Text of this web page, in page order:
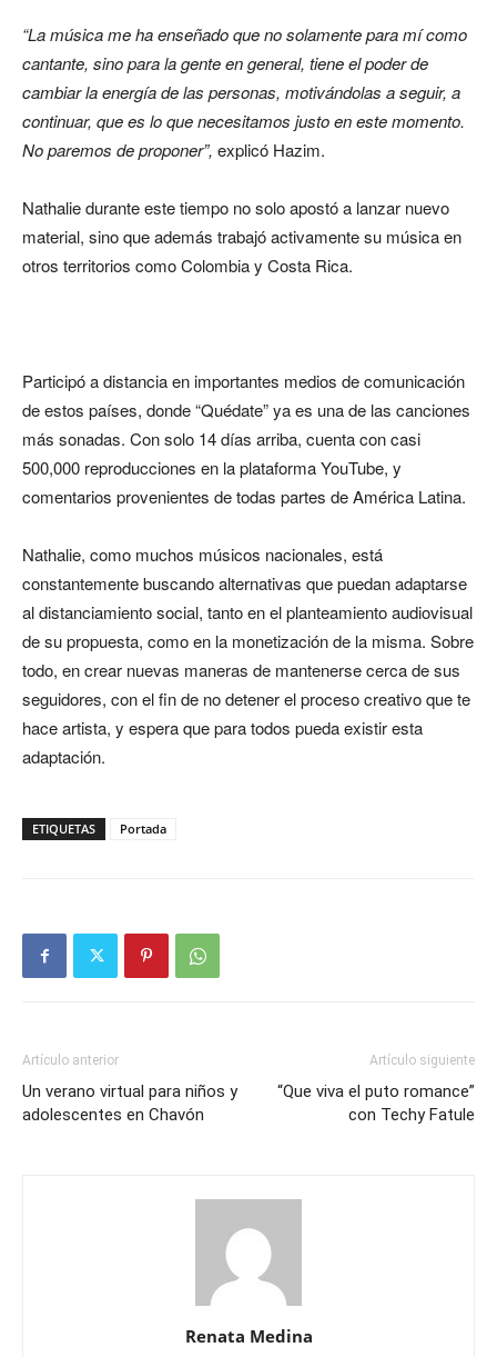
“La música me ha enseñado que no solamente para mí como
cantante, sino para la gente en general, tiene el poder de
cambiar la energía de las personas, motivándolas a seguir, a
continuar, que es lo que necesitamos justo en este momento.
No paremos de proponer”, explicó Hazim.
Nathalie durante este tiempo no solo apostó a lanzar nuevo
material, sino que además trabajó activamente su música en
otros territorios como Colombia y Costa Rica.
Participó a distancia en importantes medios de comunicación
de estos países, donde “Quédate” ya es una de las canciones
más sonadas. Con solo 14 días arriba, cuenta con casi
500,000 reproducciones en la plataforma YouTube, y
comentarios provenientes de todas partes de América Latina.
Nathalie, como muchos músicos nacionales, está
constantemente buscando alternativas que puedan adaptarse
al distanciamiento social, tanto en el planteamiento audiovisual
de su propuesta, como en la monetización de la misma. Sobre
todo, en crear nuevas maneras de mantenerse cerca de sus
seguidores, con el fin de no detener el proceso creativo que te
hace artista, y espera que para todos pueda existir esta
adaptación.
ETIQUETAS Portada
Artículo anterior
Un verano virtual para niños y
adolescentes en Chavón
Artículo siguiente
“Que viva el puto romance”
con Techy Fatule
Renata Medina